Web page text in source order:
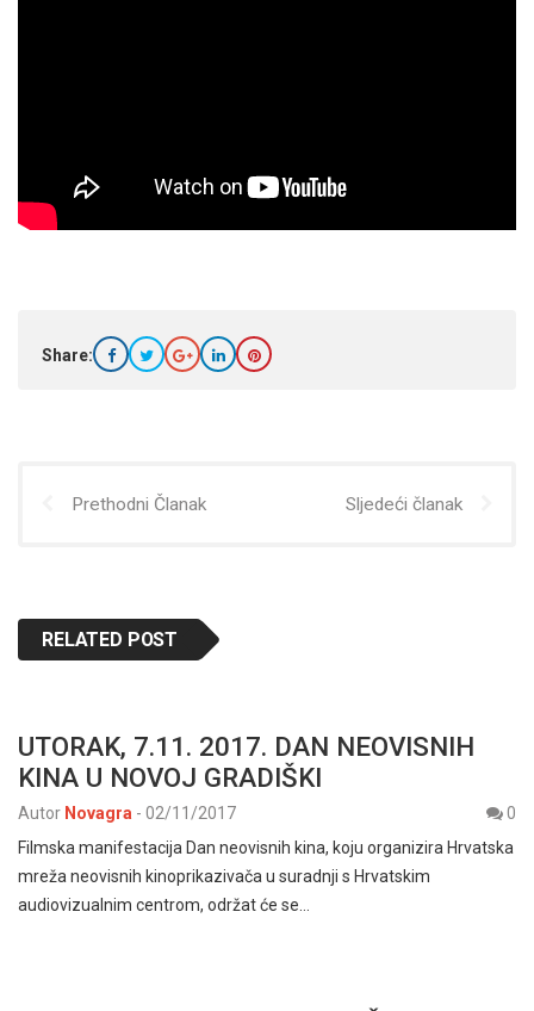
Share:
Prethodni Članak Sljedeći članak
RELATED POST
UTORAK, 7.11. 2017. DAN NEOVISNIH
KINA U NOVOJ GRADIŠKI
Autor Novagra - 02/11/2017
0
Filmska manifestacija Dan neovisnih kina, koju organizira Hrvatska
mreža neovisnih kinoprikazivača u suradnji s Hrvatskim
audiovizualnim centrom, održat će se…